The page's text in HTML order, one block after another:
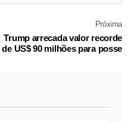
Próxima
Trump arrecada valor recorde
de US$ 90 milhões para posse